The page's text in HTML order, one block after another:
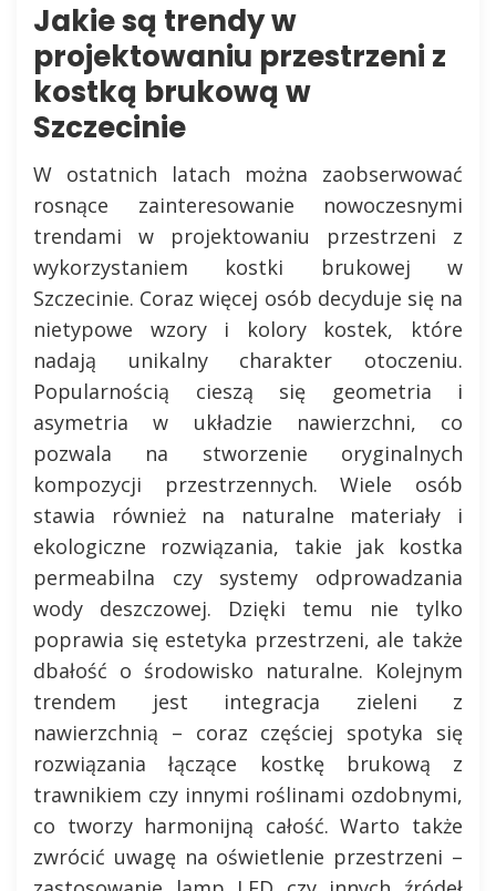
Jakie są trendy w
projektowaniu przestrzeni z
kostką brukową w
Szczecinie
W ostatnich latach można zaobserwować
rosnące zainteresowanie nowoczesnymi
trendami w projektowaniu przestrzeni z
wykorzystaniem kostki brukowej w
Szczecinie. Coraz więcej osób decyduje się na
nietypowe wzory i kolory kostek, które
nadają unikalny charakter otoczeniu.
Popularnością cieszą się geometria i
asymetria w układzie nawierzchni, co
pozwala na stworzenie oryginalnych
kompozycji przestrzennych. Wiele osób
stawia również na naturalne materiały i
ekologiczne rozwiązania, takie jak kostka
permeabilna czy systemy odprowadzania
wody deszczowej. Dzięki temu nie tylko
poprawia się estetyka przestrzeni, ale także
dbałość o środowisko naturalne. Kolejnym
trendem jest integracja zieleni z
nawierzchnią – coraz częściej spotyka się
rozwiązania łączące kostkę brukową z
trawnikiem czy innymi roślinami ozdobnymi,
co tworzy harmonijną całość. Warto także
zwrócić uwagę na oświetlenie przestrzeni –